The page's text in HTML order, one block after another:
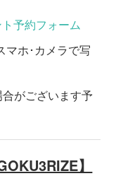
予約フォーム
マホ･カメラで写
がございます予
】